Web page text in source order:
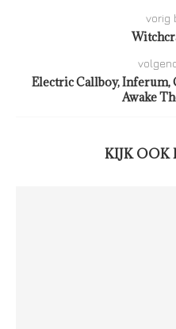
vorig
Electric Callboy, Inferum,
Awake
KIJK OOK